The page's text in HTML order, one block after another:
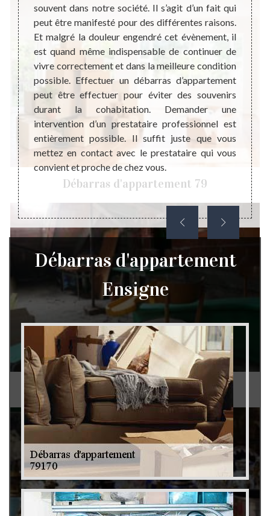
Débarras d'appartement 79
Débarras de grenier et cave 79
fait
de
vous
bon
un
qui
souvent dans notre société. Il s’agit d’un fait qui
peut être manifesté pour des différentes raisons.
Et malgré la douleur engendré cet évènement, il
est quand même indispensable de continuer de
vivre correctement et dans la meilleure condition
possible. Effectuer un débarras d’appartement
peut être effectuer pour éviter des souvenirs
durant la cohabitation. Demander une
intervention d’un prestataire professionnel est
entièrement possible. Il suffit juste que vous
mettez en contact avec le prestataire qui vous
convient et proche de chez vous.
est
Débarras d'appartement
Ensigne